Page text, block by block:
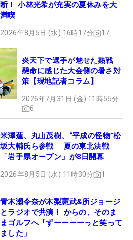
断！ 小林光希が充実の夏休みを大
満喫
2026年8月5日 (水) 16時17分 17
炎天下で選手が魅せた熱戦
懸命に感じた大会側の暑さ対
策【現地記者コラム】
2026年7月31日 (金) 11時55分
6
米澤蓮、丸山茂樹、“平成の怪物”松
坂大輔氏ら参戦 夏の東北決戦
「岩手県オープン」が8日開幕
2026年8月5日 (水) 11時30分 1
青木瀬令奈が木梨憲武&所ジョージ
とラジオで共演！ からの、そのま
まゴルフへ「ずーーーーっと笑って
ました」